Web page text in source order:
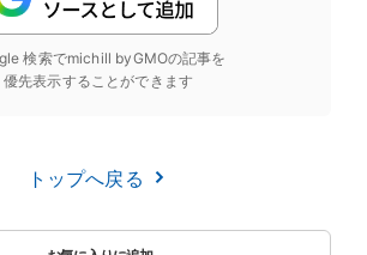
検索でmichill byGMOの記事を
優先表示することができます
トップへ戻る